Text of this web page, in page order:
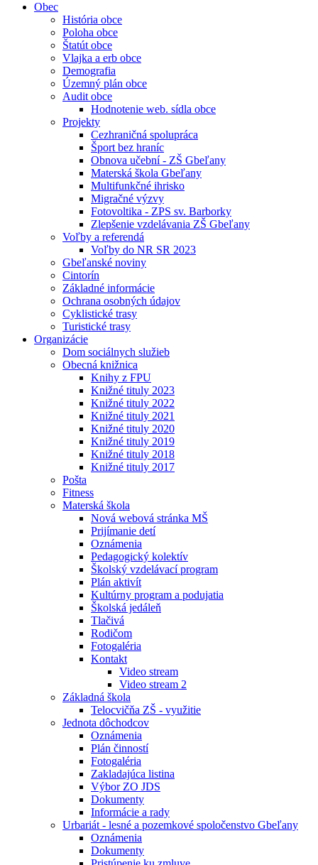
Obec
História obce
Poloha obce
Štatút obce
Vlajka a erb obce
Demografia
Územný plán obce
Audit obce
Hodnotenie web. sídla obce
Projekty
Cezhraničná spolupráca
Šport bez hraníc
Obnova učební - ZŠ Gbeľany
Materská škola Gbeľany
Multifunkčné ihrisko
Migračné výzvy
Fotovoltika - ZPS sv. Barborky
Zlepšenie vzdelávania ZŠ Gbeľany
Voľby a referendá
Voľby do NR SR 2023
Gbeľanské noviny
Cintorín
Základné informácie
Ochrana osobných údajov
Cyklistické trasy
Turistické trasy
Organizácie
Dom sociálnych služieb
Obecná knižnica
Knihy z FPU
Knižné tituly 2023
Knižné tituly 2022
Knižné tituly 2021
Knižné tituly 2020
Knižné tituly 2019
Knižné tituly 2018
Knižné tituly 2017
Pošta
Fitness
Materská škola
Nová webová stránka MŠ
Prijímanie detí
Oznámenia
Pedagogický kolektív
Školský vzdelávací program
Plán aktivít
Kultúrny program a podujatia
Školská jedáleň
Tlačivá
Rodičom
Fotogaléria
Kontakt
Video stream
Video stream 2
Základná škola
Telocvičňa ZŠ - využitie
Jednota dôchodcov
Oznámenia
Plán činností
Fotogaléria
Zakladajúca listina
Výbor ZO JDS
Dokumenty
Informácie a rady
Urbariát - lesné a pozemkové spoločenstvo Gbeľany
Oznámenia
Dokumenty